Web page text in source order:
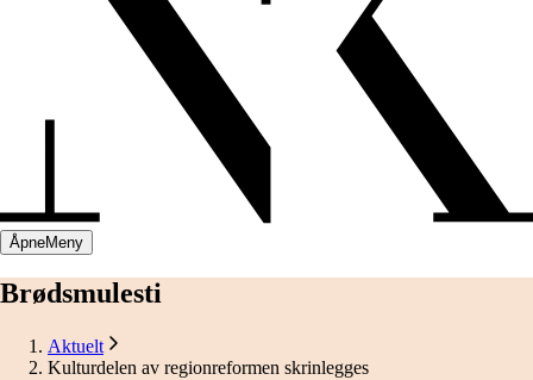
ÅpneMeny
Brødsmulesti
Aktuelt
Kulturdelen av regionreformen skrinlegges